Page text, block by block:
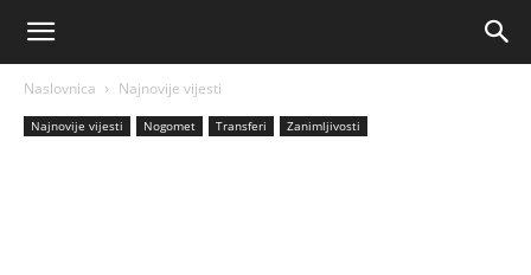
Naslovnica Najnovije vijesti
Najnovije vijesti Nogomet Transferi Zanimljivosti